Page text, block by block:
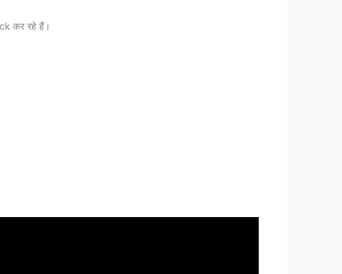
कर रहे हैं।